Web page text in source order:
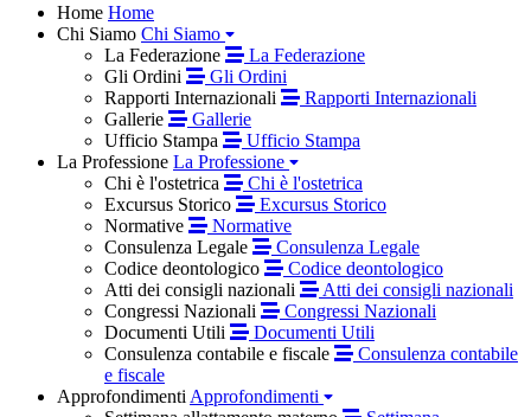
Home Home
Chi Siamo Chi Siamo
La Federazione
La Federazione
Gli Ordini
Gli Ordini
Rapporti Internazionali
Rapporti Internazionali
Gallerie
Gallerie
Ufficio Stampa
Ufficio Stampa
La Professione La Professione
Chi è l'ostetrica
Chi è l'ostetrica
Excursus Storico
Excursus Storico
Normative
Normative
Consulenza Legale
Consulenza Legale
Codice deontologico
Codice deontologico
Atti dei consigli nazionali
Atti dei consigli nazionali
Congressi Nazionali
Congressi Nazionali
Documenti Utili
Documenti Utili
Consulenza contabile e fiscale
Consulenza contabile
e fiscale
Approfondimenti Approfondimenti